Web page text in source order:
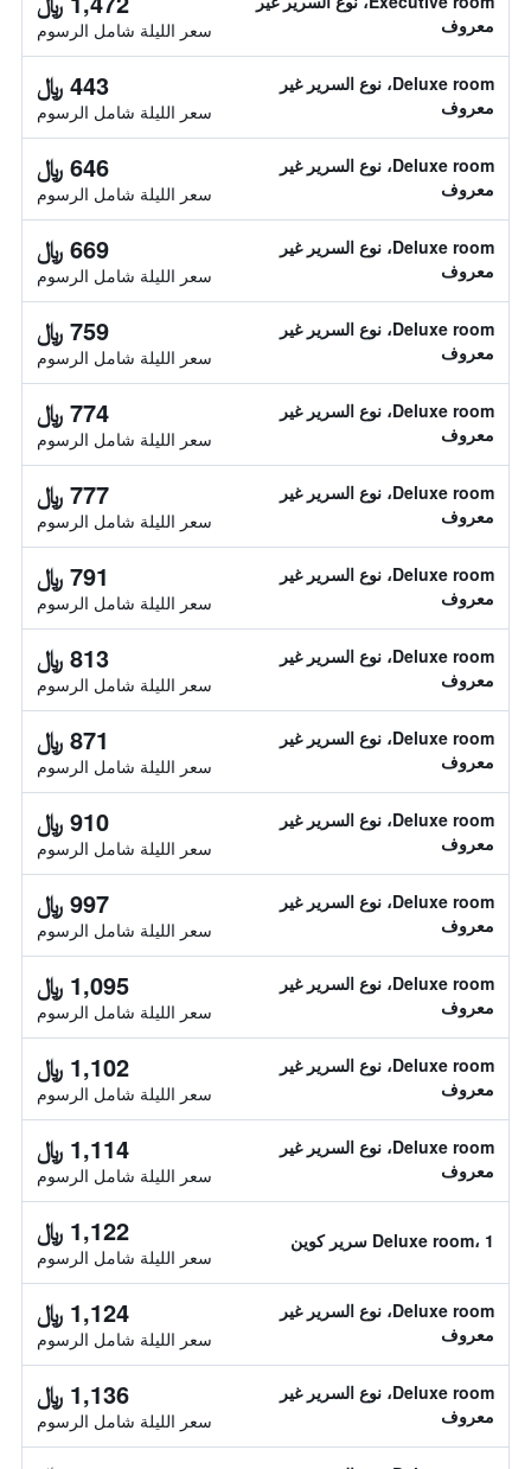
معروف
سعر الليلة شامل الرسوم
Deluxe room، نوع السرير غير
معروف
443 ﷼
سعر الليلة شامل الرسوم
Deluxe room، نوع السرير غير
معروف
646 ﷼
سعر الليلة شامل الرسوم
Deluxe room، نوع السرير غير
معروف
669 ﷼
سعر الليلة شامل الرسوم
Deluxe room، نوع السرير غير
معروف
759 ﷼
سعر الليلة شامل الرسوم
Deluxe room، نوع السرير غير
معروف
774 ﷼
سعر الليلة شامل الرسوم
Deluxe room، نوع السرير غير
معروف
777 ﷼
سعر الليلة شامل الرسوم
Deluxe room، نوع السرير غير
معروف
791 ﷼
سعر الليلة شامل الرسوم
Deluxe room، نوع السرير غير
معروف
813 ﷼
سعر الليلة شامل الرسوم
Deluxe room، نوع السرير غير
معروف
871 ﷼
سعر الليلة شامل الرسوم
Deluxe room، نوع السرير غير
معروف
910 ﷼
سعر الليلة شامل الرسوم
Deluxe room، نوع السرير غير
معروف
997 ﷼
سعر الليلة شامل الرسوم
Deluxe room، نوع السرير غير
معروف
1,095 ﷼
سعر الليلة شامل الرسوم
Deluxe room، نوع السرير غير
معروف
1,102 ﷼
سعر الليلة شامل الرسوم
Deluxe room، نوع السرير غير
معروف
1,114 ﷼
سعر الليلة شامل الرسوم
Deluxe room، 1 سرير كوين 1,122 ﷼
سعر الليلة شامل الرسوم
Deluxe room، نوع السرير غير
معروف
1,124 ﷼
سعر الليلة شامل الرسوم
Deluxe room، نوع السرير غير
معروف
1,136 ﷼
سعر الليلة شامل الرسوم